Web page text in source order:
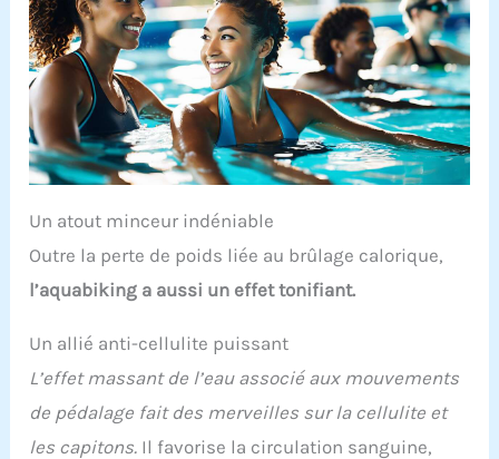
Un atout minceur indéniable
Outre la perte de poids liée au brûlage calorique,
l’aquabiking a aussi un effet tonifiant.
Un allié anti-cellulite puissant
L’effet massant de l’eau associé aux mouvements
de pédalage fait des merveilles sur la cellulite et
les capitons. Il favorise la circulation sanguine,